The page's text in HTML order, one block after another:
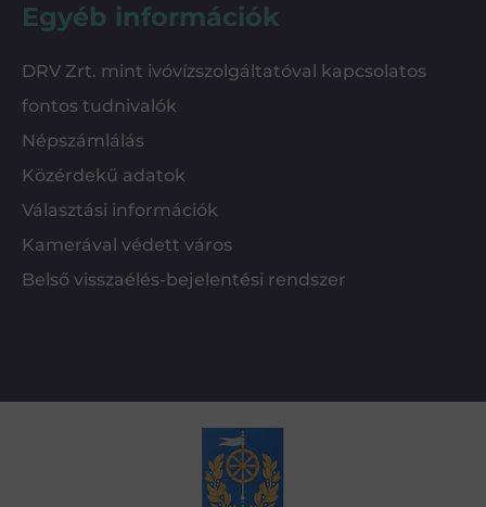
Egyéb információk
DRV Zrt. mint ivóvízszolgáltatóval kapcsolatos
fontos tudnivalók
Népszámlálás
Közérdekű adatok
Választási információk
Kamerával védett város
Belső visszaélés-bejelentési rendszer